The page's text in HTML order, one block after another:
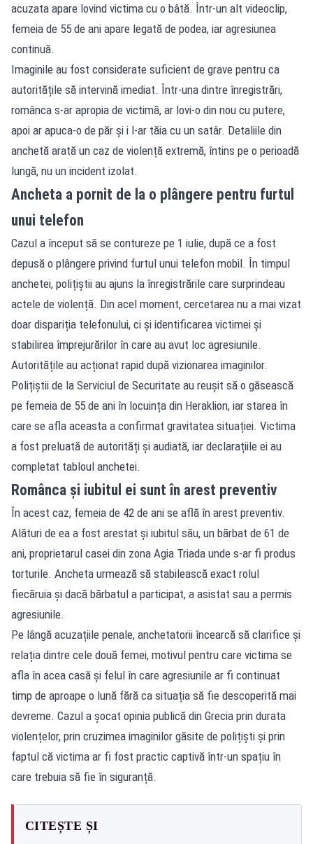
acuzata apare lovind victima cu o bâtă. Într-un alt videoclip,
femeia de 55 de ani apare legată de podea, iar agresiunea
continuă.
Imaginile au fost considerate suficient de grave pentru ca
autoritățile să intervină imediat. Într-una dintre înregistrări,
românca s-ar apropia de victimă, ar lovi-o din nou cu putere,
apoi ar apuca-o de păr și i l-ar tăia cu un satâr. Detaliile din
anchetă arată un caz de violență extremă, întins pe o perioadă
lungă, nu un incident izolat.
Ancheta a pornit de la o plângere pentru furtul
unui telefon
Cazul a început să se contureze pe 1 iulie, după ce a fost
depusă o plângere privind furtul unui telefon mobil. În timpul
anchetei, polițiștii au ajuns la înregistrările care surprindeau
actele de violență. Din acel moment, cercetarea nu a mai vizat
doar dispariția telefonului, ci și identificarea victimei și
stabilirea împrejurărilor în care au avut loc agresiunile.
Autoritățile au acționat rapid după vizionarea imaginilor.
Polițiștii de la Serviciul de Securitate au reușit să o găsească
pe femeia de 55 de ani în locuința din Heraklion, iar starea în
care se afla aceasta a confirmat gravitatea situației. Victima
a fost preluată de autorități și audiată, iar declarațiile ei au
completat tabloul anchetei.
Românca și iubitul ei sunt în arest preventiv
În acest caz, femeia de 42 de ani se află în arest preventiv.
Alături de ea a fost arestat și iubitul său, un bărbat de 61 de
ani, proprietarul casei din zona Agia Triada unde s-ar fi produs
torturile. Ancheta urmează să stabilească exact rolul
fiecăruia și dacă bărbatul a participat, a asistat sau a permis
agresiunile.
Pe lângă acuzațiile penale, anchetatorii încearcă să clarifice și
relația dintre cele două femei, motivul pentru care victima se
afla în acea casă și felul în care agresiunile ar fi continuat
timp de aproape o lună fără ca situația să fie descoperită mai
devreme. Cazul a șocat opinia publică din Grecia prin durata
violențelor, prin cruzimea imaginilor găsite de polițiști și prin
faptul că victima ar fi fost practic captivă într-un spațiu în
care trebuia să fie în siguranță.
CITEȘTE ȘI